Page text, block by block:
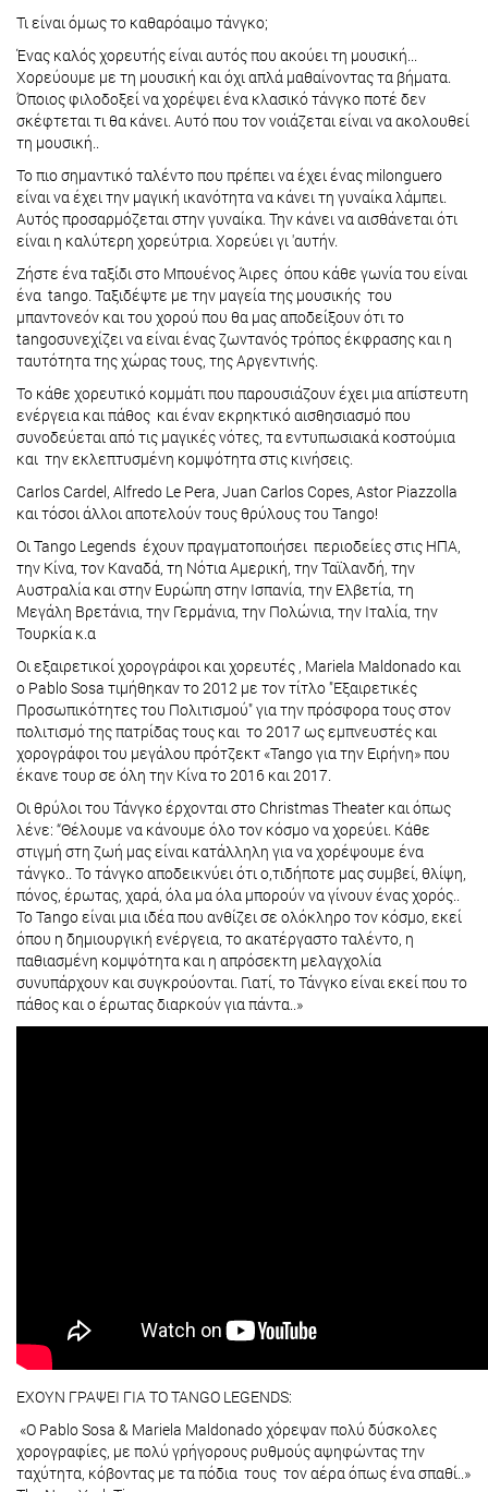
Τι είναι όμως το καθαρόαιμο τάνγκο;
Ένας καλός χορευτής είναι αυτός που ακούει τη μουσική...
Χορεύουμε με τη μουσική και όχι απλά μαθαίνοντας τα βήματα.
Όποιος φιλοδοξεί να χορέψει ένα κλασικό τάνγκο ποτέ δεν
σκέφτεται τι θα κάνει. Αυτό που τον νοιάζεται είναι να ακολουθεί
τη μουσική..
Το πιο σημαντικό ταλέντο που πρέπει να έχει ένας milonguero
είναι να έχει την μαγική ικανότητα να κάνει τη γυναίκα λάμπει.
Αυτός προσαρμόζεται στην γυναίκα. Την κάνει να αισθάνεται ότι
είναι η καλύτερη χορεύτρια. Χορεύει γι 'αυτήν.
Ζήστε ένα ταξίδι στο Μπουένος Άιρες όπου κάθε γωνία του είναι
ένα tango. Ταξιδέψτε με την μαγεία της μουσικής του
μπαντονεόν και του χορού που θα μας αποδείξουν ότι το
tangoσυνεχίζει να είναι ένας ζωντανός τρόπος έκφρασης και η
ταυτότητα της χώρας τους, της Αργεντινής.
Το κάθε χορευτικό κομμάτι που παρουσιάζουν έχει μια απίστευτη
ενέργεια και πάθος και έναν εκρηκτικό αισθησιασμό που
συνοδεύεται από τις μαγικές νότες, τα εντυπωσιακά κοστούμια
και την εκλεπτυσμένη κομψότητα στις κινήσεις.
Carlos Cardel, Alfredo Le Pera, Juan Carlos Copes, Astor Piazzolla
και τόσοι άλλοι αποτελούν τους θρύλους του Tango!
Οι Tango Legends έχουν πραγματοποιήσει περιοδείες στις ΗΠΑ,
την Κίνα, τον Καναδά, τη Νότια Αμερική, την Ταϊλανδή, την
Αυστραλία και στην Ευρώπη στην Ισπανία, την Ελβετία, τη
Μεγάλη Βρετάνια, την Γερμάνια, την Πολώνια, την Ιταλία, την
Τουρκία κ.α
Οι εξαιρετικοί χορογράφοι και χορευτές , Mariela Maldonado και
ο Pablo Sosa τιμήθηκαν το 2012 με τον τίτλο "Εξαιρετικές
Προσωπικότητες του Πολιτισμού" για την πρόσφορα τους στον
πολιτισμό της πατρίδας τους και το 2017 ως εμπνευστές και
χορογράφοι του μεγάλου πρότζεκτ «Tango για την Ειρήνη» που
έκανε τουρ σε όλη την Κίνα το 2016 και 2017.
Οι θρύλοι του Τάνγκο έρχονται στο Christmas Theater και όπως
λένε: “Θέλουμε να κάνουμε όλο τον κόσμο να χορεύει. Κάθε
στιγμή στη ζωή μας είναι κατάλληλη για να χορέψουμε ένα
τάνγκο.. Το τάνγκο αποδεικνύει ότι ο,τιδήποτε μας συμβεί, θλίψη,
πόνος, έρωτας, χαρά, όλα μα όλα μπορούν να γίνουν ένας χορός..
Το Tango είναι μια ιδέα που ανθίζει σε ολόκληρο τον κόσμο, εκεί
όπου η δημιουργική ενέργεια, το ακατέργαστο ταλέντο, η
παθιασμένη κομψότητα και η απρόσεκτη μελαγχολία
συνυπάρχουν και συγκρούονται. Γιατί, το Τάνγκο είναι εκεί που το
πάθος και ο έρωτας διαρκούν για πάντα..»
ΕΧΟΥΝ ΓΡΑΨΕΙ ΓΙΑ ΤΟ TANGO LEGENDS:
«Ο Pablo Sosa & Mariela Maldonado χόρεψαν πολύ δύσκολες
χορογραφίες, με πολύ γρήγορους ρυθμούς αψηφώντας την
ταχύτητα, κόβοντας με τα πόδια τους τον αέρα όπως ένα σπαθί..»